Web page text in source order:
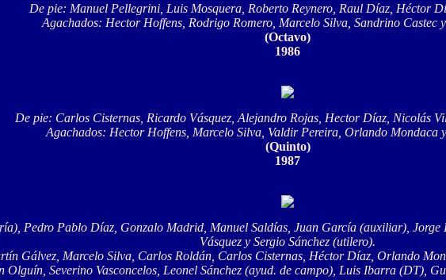
De pie: Manuel Pellegrini, Luis Mosquera, Roberto Reynero, Raul Díaz, Héctor
Agachados: Hector Hoffens, Rodrigo Romero, Marcelo Silva, Sandrino Castec
(Octavo)
1986
De pie: Carlos Cisternas, Ricardo Vásquez, Alejandro Rojas, Hector Díaz, Nicolás
Agachados: Hector Hoffens, Marcelo Silva, Valdir Pereira, Orlando Mondaca
(Quinto)
1987
Pedro Pablo Díaz, Gonzalo Madrid, Manuel Saldías, Juan García (auxiliar),
Vásquez y Sergio Sánchez (utilero).
Gálvez, Marcelo Silva, Carlos Roldán, Carlos Cisternas, Héctor Díaz, Orlando
Olguín, Severino Vasconcelos, Leonel Sánchez (ayud. de campo), Luis Ibarra (DT),